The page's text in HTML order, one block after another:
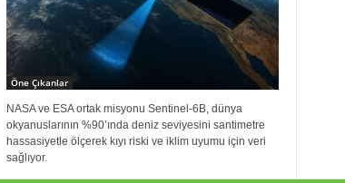
Öne Çıkanlar
NASA ve ESA ortak misyonu Sentinel-6B, dünya
okyanuslarının %90’ında deniz seviyesini santimetre
hassasiyetle ölçerek kıyı riski ve iklim uyumu için veri
sağlıyor.